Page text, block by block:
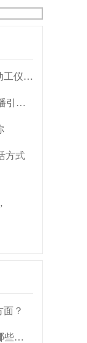
耳东国际影城暨耳东VR全景影厅旗舰店动工仪式盛大举行
激战到底丨中国电信天翼云VR3D全景直播引燃拳击热火
方式
？
AI数字人在VR全景中的应用有哪些？有哪些优势？